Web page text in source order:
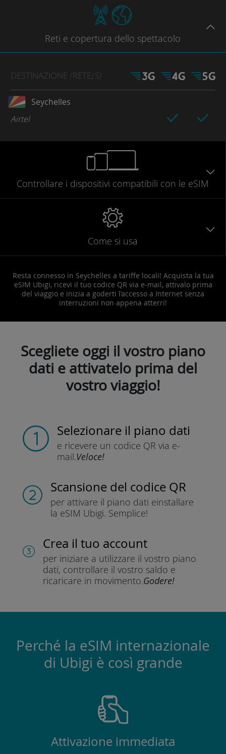
Reti e copertura dello spettacolo
DESTINAZIONE /RETE(S)
Seychelles
Airtel
Controllare i dispositivi compatibili con le eSIM
Come si usa
Resta connesso in Seychelles a tariffe locali! Acquista la tua
eSIM Ubigi, ricevi il tuo codice QR via e-mail, attivalo prima
del viaggio e inizia a goderti l’accesso a Internet senza
interruzioni non appena atterri!
Scegliete oggi il vostro piano
dati e attivatelo prima del
vostro viaggio!
Selezionare il piano dati
e ricevere un codice QR via e-
mail.Veloce!
Scansione del codice QR
per attivare il piano dati einstallare
la eSIM Ubigi. Semplice!
Crea il tuo account
per iniziare a utilizzare il vostro piano
dati, controllare il vostro saldo e
ricaricare in movimento.Godere!
Perché la eSIM internazionale
di Ubigi è così grande
Attivazione immediata